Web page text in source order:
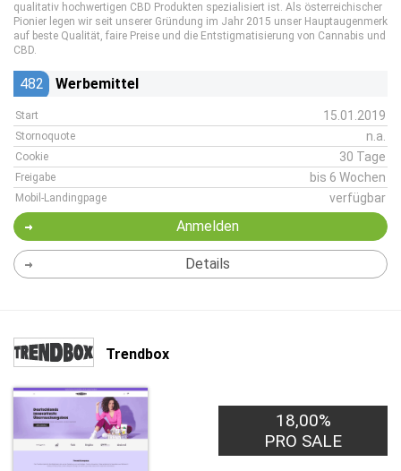
qualitativ hochwertigen CBD Produkten spezialisiert ist. Als österreichischer
Pionier legen wir seit unserer Gründung im Jahr 2015 unser Hauptaugenmerk
auf beste Qualität, faire Preise und die Entstigmatisierung von Cannabis und
CBD.
482 Werbemittel
Start 15.01.2019
Stornoquote n.a.
Cookie 30 Tage
Freigabe bis 6 Wochen
Mobil-Landingpage verfügbar
Anmelden
Details
Trendbox
18,00%
PRO SALE